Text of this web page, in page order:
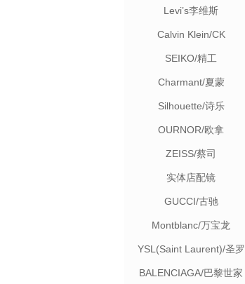
Levi’s李维斯
Calvin Klein/CK
SEIKO/精工
Charmant/夏蒙
Silhouette/诗乐
OURNOR/欧拿
ZEISS/蔡司
实体店配镜
GUCCI/古驰
Montblanc/万宝龙
YSL(Saint Laurent)/圣罗
BALENCIAGA/巴黎世家